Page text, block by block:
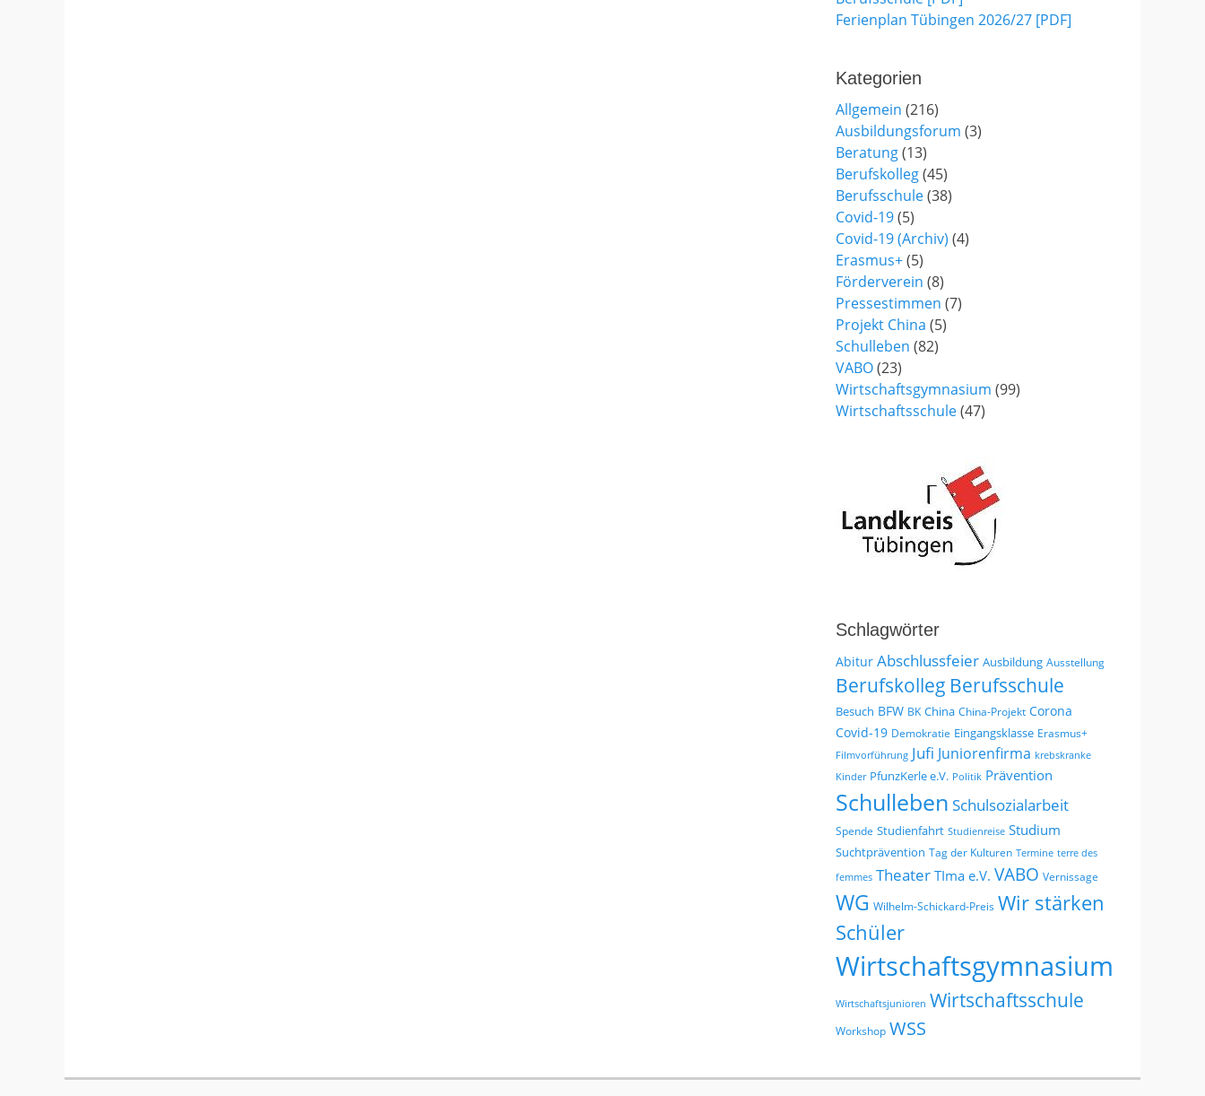
Ferienplan Tübingen 2026/27 [PDF]
Kategorien
Allgemein (216)
Ausbildungsforum (3)
Beratung(13)
Berufskolleg(45)
Berufsschule(38)
Covid-19(5)
Covid-19 (Archiv) (4)
Erasmus+(5)
Förderverein (8)
Pressestimmen (7)
Projekt China (5)
Schulleben (82)
VABO(23)
Wirtschaftsgymnasium (99)
Wirtschaftsschule(47)
Schlagwörter
Abitur Abschlussfeier Ausbildung Ausstellung
Berufskolleg Berufsschule
Besuch BFW BK China China-Projekt Corona
Covid-19 Demokratie Eingangsklasse Erasmus+
Filmvorführung Jufi Juniorenfirma krebskranke
Kinder PfunzKerle e.V. Politik Prävention
Schulleben Schulsozialarbeit
Spende Studienfahrt Studienreise Studium
Suchtprävention Tag der Kulturen Termine terre des
femmes Theater TIma e.V. VABO Vernissage
WG Wilhelm-Schickard-Preis Wir stärken
Schüler
Wirtschaftsgymnasium
Wirtschaftsjunioren Wirtschaftsschule
Workshop WSS